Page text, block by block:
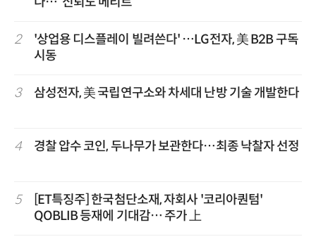
2
'상업용 디스플레이 빌려쓴다' …LG전자, 美 B2B 구독
시동
3 삼성전자, 美 국립연구소와 차세대 난방 기술 개발한다
4 경찰 압수 코인, 두나무가 보관한다…최종 낙찰자 선정
5
[ET특징주] 한국첨단소재, 자회사 '코리아퀀텀'
QOBLIB 등재에 기대감… 주가 上